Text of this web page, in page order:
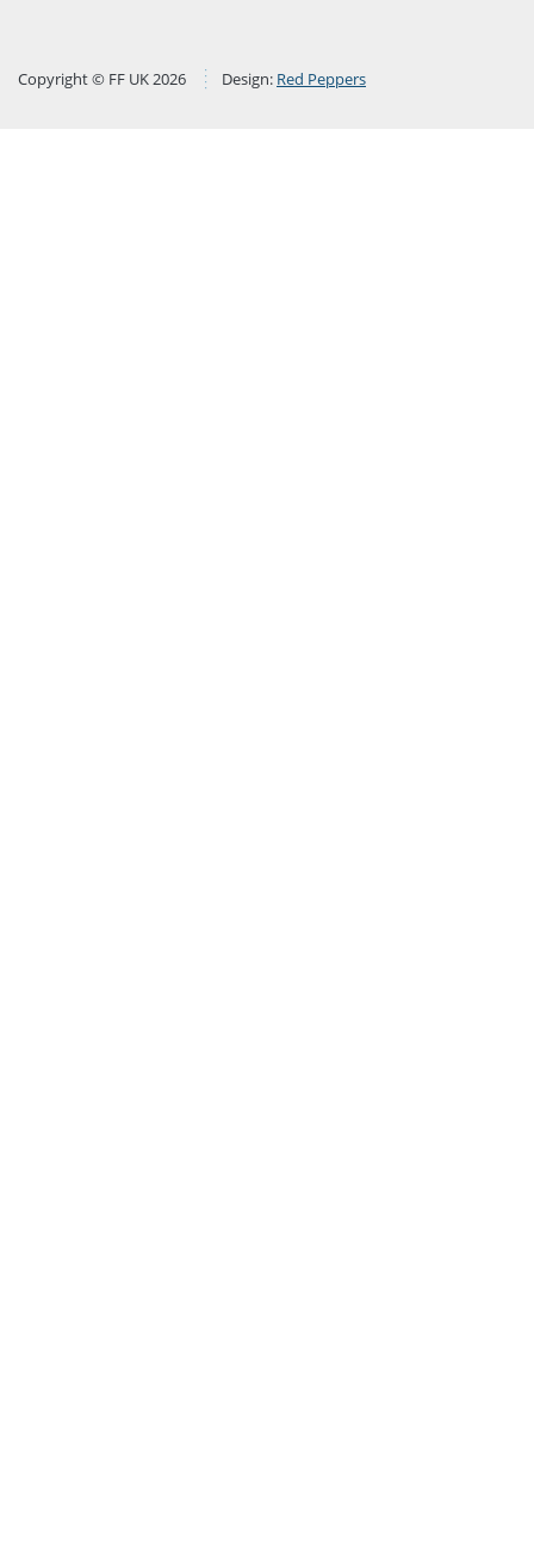
Copyright © FF UK 2026 Design: Red Peppers